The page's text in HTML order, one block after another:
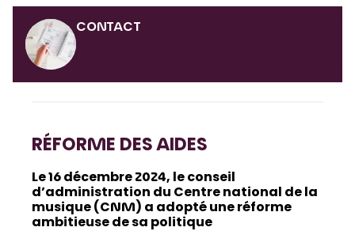
CONTACT
RÉFORME DES AIDES
Le 16 décembre 2024, le conseil
d’administration du Centre national de la
musique (CNM) a adopté une réforme
ambitieuse de sa politique